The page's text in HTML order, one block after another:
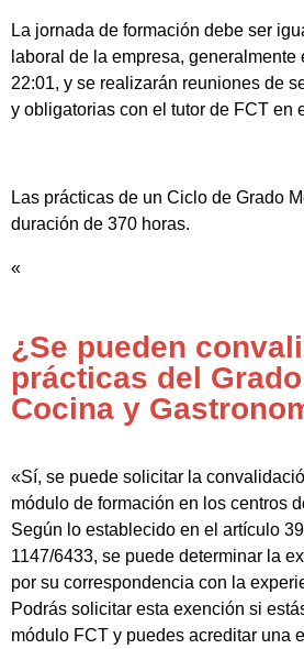
La jornada de formación debe ser
laboral de la empresa, generalmente
22:01, y se realizarán reuniones de
y obligatorias con el tutor de FCT en
Las prácticas de un Ciclo de Grado
duración de 370 horas.
«
¿Se pueden
prácticas del
Cocina y
«Sí, se puede solicitar la
módulo de formación en los centros
Según lo establecido en el artículo
1147/6433, se puede determinar la
por su correspondencia con la
Podrás solicitar esta exención si
módulo FCT y puedes acreditar una